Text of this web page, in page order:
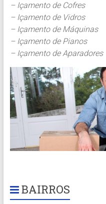
– Içamento de Cofres
– Içamento de Vidros
– Içamento de Máquinas
– Içamento de Pianos
– Içamento de Aparadores
BAIRROS